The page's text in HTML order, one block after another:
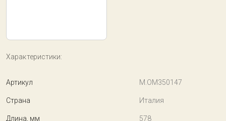
Характеристики:
Артикул M.OM350147
Страна Италия
Длина, мм 578